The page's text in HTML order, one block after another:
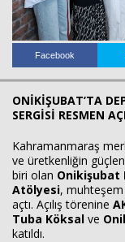
Facebook
ONİKİŞUBAT’TA
SERGİSİ RESMEN
Kahramanmaraş
ve üretkenliğin
biri olan Onikişubat
Atölyesi, muhteşem
açtı. Açılış törenine
Tuba Köksal ve
katıldı.